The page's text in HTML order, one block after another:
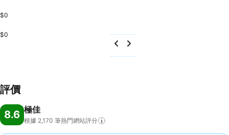
$0
$0
評價
8.6 極佳
根據 2,170 筆熱門網站評分